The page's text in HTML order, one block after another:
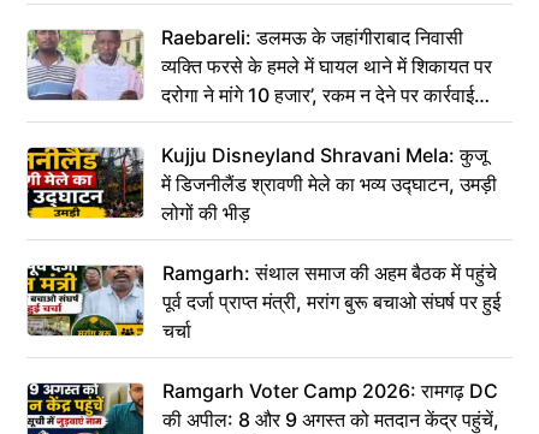
Raebareli: डलमऊ के जहांगीराबाद निवासी
व्यक्ति फरसे के हमले में घायल थाने में शिकायत पर
दरोगा ने मांगे 10 हजार’, रकम न देने पर कार्रवाई
ठंडी!
Kujju Disneyland Shravani Mela: कुजू
में डिजनीलैंड श्रावणी मेले का भव्य उद्घाटन, उमड़ी
लोगों की भीड़
Ramgarh: संथाल समाज की अहम बैठक में पहुंचे
पूर्व दर्जा प्राप्त मंत्री, मरांग बुरू बचाओ संघर्ष पर हुई
चर्चा
Ramgarh Voter Camp 2026: रामगढ़ DC
की अपील: 8 और 9 अगस्त को मतदान केंद्र पहुंचें,